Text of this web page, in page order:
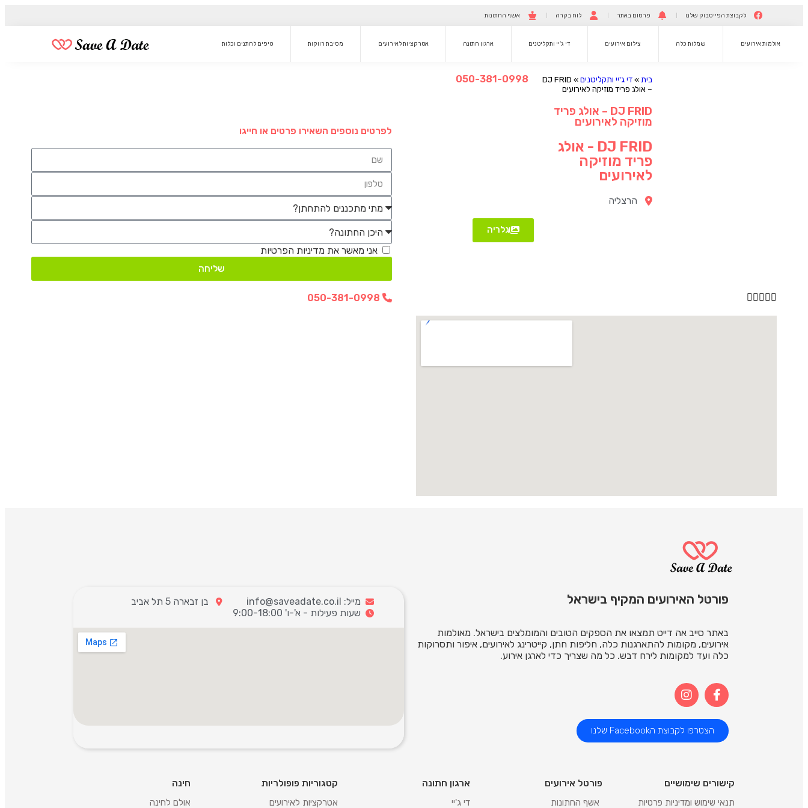
לקבוצת הפייסבוק שלנו פרסום באתר לוח בקרה אשף החתונות
אולמות אירועים שמלות כלה צילום אירועים די ג’יי ותקליטנים ארגון חתונה אטרקציות לאירועים מסיבת רווקות טיפים לחתנים וכלות
בית »די ג'יי ותקליטנים»
DJ FRID
– אולג פריד מוזיקה לאירועים
DJ FRID – אולג פריד
מוזיקה לאירועים
DJ FRID - אולג
פריד מוזיקה
לאירועים
הרצליה
050-381-0998
גלריה

לפרטים נוספים השאירו פרטים או חייגו
אני מאשר את מדיניות הפרטיות
שליחה
פורטל האירועים המקיף בישראל
באתר סייב אה דייט תמצאו את הספקים הטובים והמומלצים בישראל. מאולמות
אירועים, מקומות להתארגנות כלה, חליפות חתן, קייטרינג לאירועים, איפור ותסרוקות
כלה ועד למקומות לירח דבש. כל מה שצריך כדי לארגן אירוע.
הצטרפו לקבוצת הFacebook שלנו
מייל: info@saveadate.co.il
בן זבארה 5 תל אביב
שעות פעילות - א'-ו' 9:00-18:00
קישורים שימושיים
תנאי שימוש ומדיניות פרטיות
פורטל אירועים
אשף החתונות
ארגון חתונה
די ג'יי
קטגוריות פופולריות
אטרקציות לאירועים
חינה
אולם לחינה